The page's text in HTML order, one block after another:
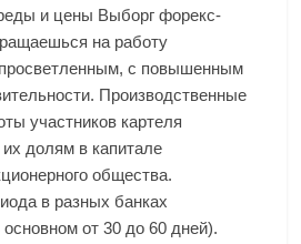
и цены Выборг форекс-
на работу
с повышенным
Производственные
участников картеля
их долям в капитале
общества.
в разных банках
основном от 30 до 60 дней).